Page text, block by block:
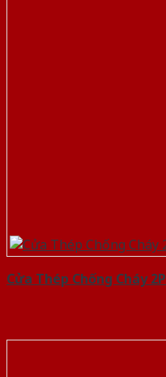
Cửa Thép Chống Cháy